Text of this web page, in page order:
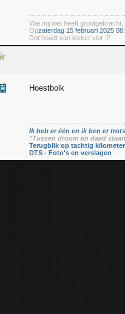
Wie mij niet heeft
Opzaterdag 15 februari 2025
Dot houdt van lekker vlot :P
Hoestbolk
Ik heb er één en ik ben er
"Tussen droom en daad
Terugblik op tachtig
DTS - Foto's en verslagen